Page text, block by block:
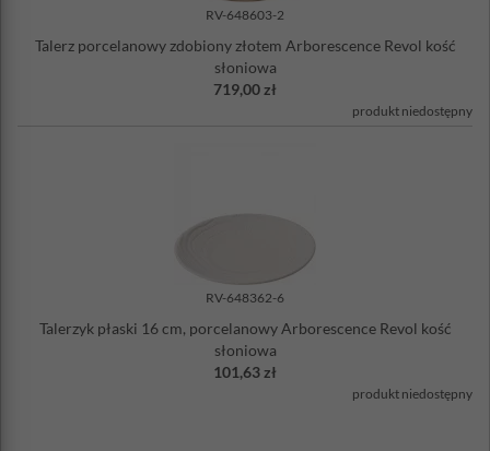
RV-648603-2
Talerz porcelanowy zdobiony złotem Arborescence Revol kość
słoniowa
719,00 zł
produkt niedostępny
RV-648362-6
Talerzyk płaski 16 cm, porcelanowy Arborescence Revol kość
słoniowa
101,63 zł
produkt niedostępny